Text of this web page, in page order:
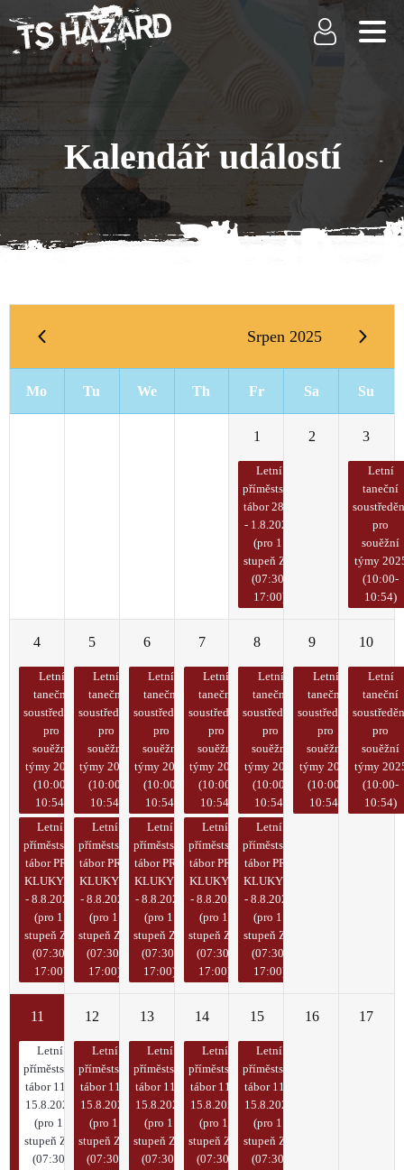
Kalendář událostí
Srpen 2025
Mo Tu We Th Fr Sa Su
1
Letní
příměstský
tábor 28.7.
- 1.8.2025
(pro 1.
stupeň ZŠ)
(07:30-
17:00)
2 3
Letní
taneční
pro
souěžní
týmy
(10:00-
10:54)
4
Letní
taneční
soustředění
pro
souěžní
týmy 2025
(10:00-
10:54)
Letní
příměstský
tábor PRO
KLUKY 4.
- 8.8.2025
(pro 1.
stupeň ZŠ)
(07:30-
17:00)
5
Letní
taneční
soustředění
pro
souěžní
týmy 2025
(10:00-
10:54)
Letní
příměstský
tábor PRO
KLUKY 4.
- 8.8.2025
(pro 1.
stupeň ZŠ)
(07:30-
17:00)
6
Letní
taneční
soustředění
pro
souěžní
týmy 2025
(10:00-
10:54)
Letní
příměstský
tábor PRO
KLUKY 4.
- 8.8.2025
(pro 1.
stupeň ZŠ)
(07:30-
17:00)
7
Letní
taneční
soustředění
pro
souěžní
týmy 2025
(10:00-
10:54)
Letní
příměstský
tábor PRO
KLUKY 4.
- 8.8.2025
(pro 1.
stupeň ZŠ)
(07:30-
17:00)
8
Letní
taneční
soustředění
pro
souěžní
týmy 2025
(10:00-
10:54)
Letní
příměstský
tábor PRO
KLUKY 4.
- 8.8.2025
(pro 1.
stupeň ZŠ)
(07:30-
17:00)
9
Letní
taneční
soustředění
pro
souěžní
týmy 2025
(10:00-
10:54)
10
Letní
taneční
pro
souěžní
týmy
(10:00-
10:54)
11
Letní
příměstský
tábor 11. -
15.8.2025
(pro 1.
stupeň ZŠ)
(07:30-
12
Letní
příměstský
tábor 11. -
15.8.2025
(pro 1.
stupeň ZŠ)
(07:30-
13
Letní
příměstský
tábor 11. -
15.8.2025
(pro 1.
stupeň ZŠ)
(07:30-
14
Letní
příměstský
tábor 11. -
15.8.2025
(pro 1.
stupeň ZŠ)
(07:30-
15
Letní
příměstský
tábor 11. -
15.8.2025
(pro 1.
stupeň ZŠ)
(07:30-
16 17